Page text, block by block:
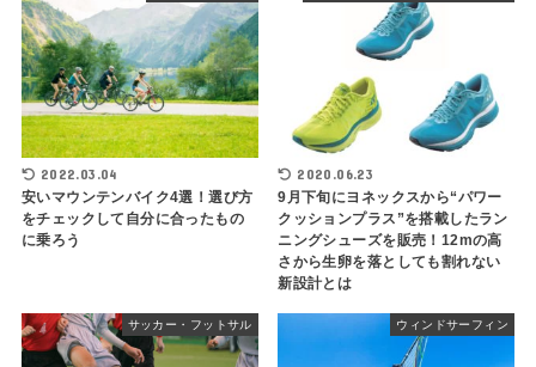
2022.03.04
安いマウンテンバイク4選！選び方
をチェックして自分に合ったもの
に乗ろう
2020.06.23
9月下旬にヨネックスから“パワー
クッションプラス”を搭載したラン
ニングシューズを販売！12mの高
さから生卵を落としても割れない
新設計とは
サッカー・フットサル ウィンドサーフィン